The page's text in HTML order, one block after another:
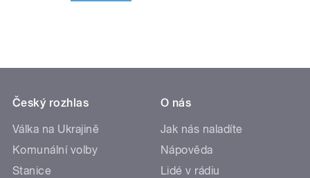
Český rozhlas
Válka na Ukrajině
Komunální volby
Stanice
O nás
Jak nás naladíte
Nápověda
Lidé v rádiu